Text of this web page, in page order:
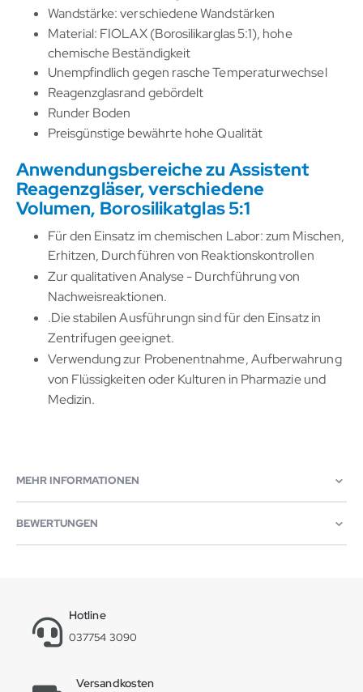
Wandstärke: verschiedene Wandstärken
Material: FIOLAX (Borosilikarglas 5:1), hohe
chemische Beständigkeit
Unempfindlich gegen rasche Temperaturwechsel
Reagenzglasrand gebördelt
Runder Boden
Preisgünstige bewährte hohe Qualität
Anwendungsbereiche zu Assistent
Reagenzgläser, verschiedene
Volumen, Borosilikatglas 5:1
Für den Einsatz im chemischen Labor: zum Mischen,
Erhitzen, Durchführen von Reaktionskontrollen
Zur qualitativen Analyse - Durchführung von
Nachweisreaktionen.
.Die stabilen Ausführungn sind für den Einsatz in
Zentrifugen geeignet.
Verwendung zur Probenentnahme, Aufberwahrung
von Flüssigkeiten oder Kulturen in Pharmazie und
Medizin.
MEHR INFORMATIONEN
BEWERTUNGEN
Hotline
037754 3090
Versandkosten